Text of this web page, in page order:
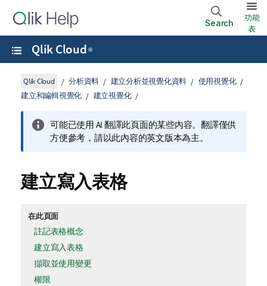
Search
功能
表
Qlik Cloud ®
Qlik Cloud 分析資料 建立分析並視覺化資料
使用視覺化
建立和編輯視覺化
建立視覺化
可能已使用 AI 翻譯此頁面的某些內容。翻譯僅供
方便參考，請以此內容的英文版本為主。
建立寫入表格
在此頁面
註記表格概念
建立寫入表格
擷取並使用變更
權限